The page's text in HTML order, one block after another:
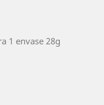
1 envase 28g